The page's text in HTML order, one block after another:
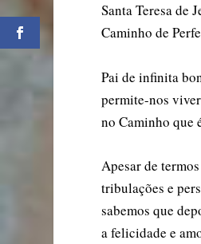
Santa Teresa de
Caminho de
Pai de infinita
permite-nos
no Caminho que
Apesar de
tribulações e
sabemos que
a felicidade e